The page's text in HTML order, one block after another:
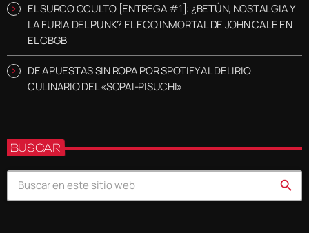
EL SURCO OCULTO [ENTREGA #1]: ¿BETÚN, NOSTALGIA Y
LA FURIA DEL PUNK? EL ECO INMORTAL DE JOHN CALE EN
EL CBGB
DE APUESTAS SIN ROPA POR SPOTIFY AL DELIRIO
CULINARIO DEL «SOPAI-PISUCHI»
BUSCAR
search